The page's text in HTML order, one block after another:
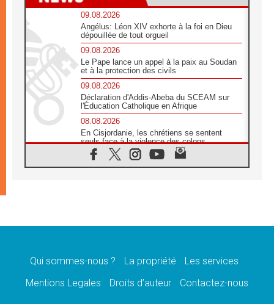
09.08.2026
Angélus: Léon XIV exhorte à la foi en Dieu
dépouillée de tout orgueil
09.08.2026
Le Pape lance un appel à la paix au Soudan
et à la protection des civils
09.08.2026
Déclaration d'Addis-Abeba du SCEAM sur
l'Éducation Catholique en Afrique
08.08.2026
En Cisjordanie, les chrétiens se sentent
seuls face à la violence des colons
08.08.2026
Léon XIV au sanctuaire de Notre Dame du
08.08.2026
08.08.2026
catholiques
Qui sommes-nous ? La propriété
Les services
Mentions Legales
Droits d’auteur Contactez-nous